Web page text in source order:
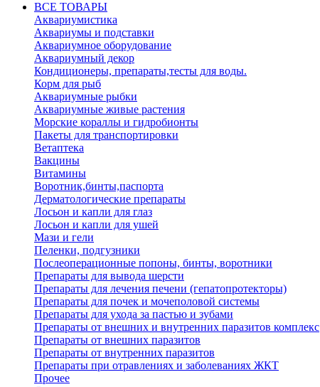
ВСЕ ТОВАРЫ
Аквариумистика
Аквариумы и подставки
Аквариумное оборудование
Аквариумный декор
Кондиционеры, препараты,тесты для воды.
Корм для рыб
Аквариумные рыбки
Аквариумные живые растения
Морские кораллы и гидробионты
Пакеты для транспортировки
Ветаптека
Вакцины
Витамины
Воротник,бинты,паспорта
Дерматологические препараты
Лосьон и капли для глаз
Лосьон и капли для ушей
Мази и гели
Пеленки, подгузники
Послеоперационные попоны, бинты, воротники
Препараты для вывода шерсти
Препараты для лечения печени (гепатопротекторы)
Препараты для почек и мочеполовой системы
Препараты для ухода за пастью и зубами
Препараты от внешних и внутренних паразитов комплекс
Препараты от внешних паразитов
Препараты от внутренних паразитов
Препараты при отравлениях и заболеваниях ЖКТ
Прочее